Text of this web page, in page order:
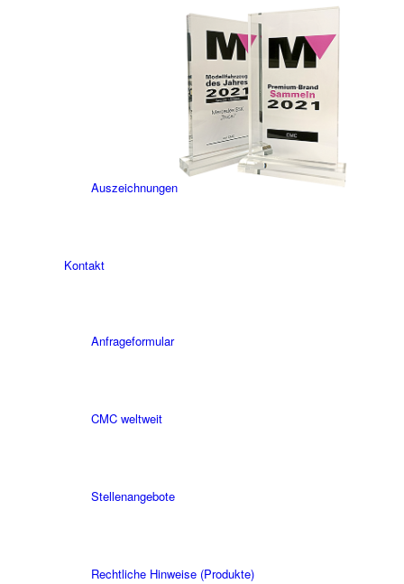
Auszeichnungen
Kontakt
Anfrageformular
CMC weltweit
Stellenangebote
Rechtliche Hinweise (Produkte)